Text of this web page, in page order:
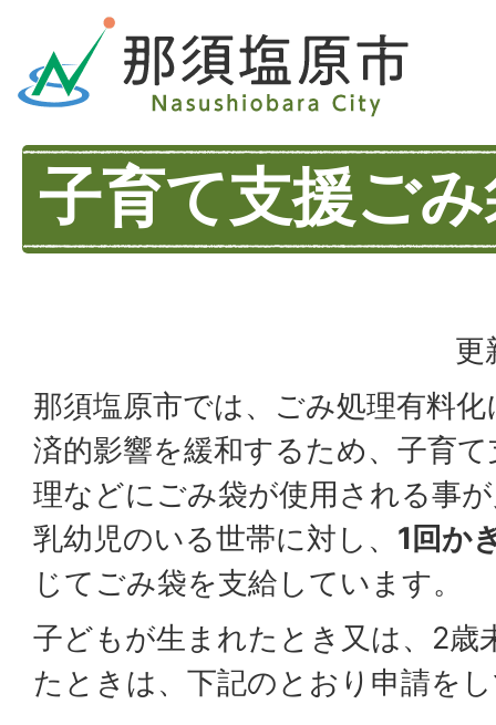
子育て支援ご
更
那須塩原市では、ごみ処理有料
済的影響を緩和するため、子育
理などにごみ袋が使用される事
乳幼児のいる世帯に対し、 1回か
じてごみ袋を支給しています。
子どもが生まれたとき又は、2歳
たときは、下記のとおり申請を